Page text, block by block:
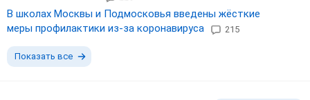
В школах Москвы и Подмосковья введены жёсткие
меры профилактики из-за коронавируса
215
Показать все